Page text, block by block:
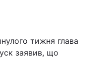
тижня глава
заявив, що